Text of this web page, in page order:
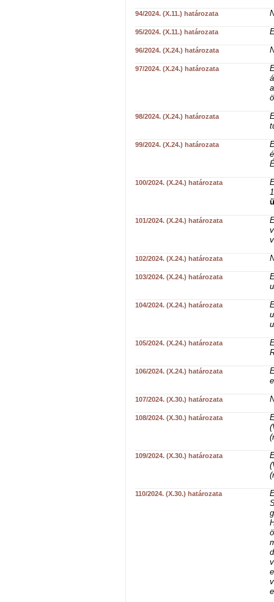
94/2024. (X.11.) határozata
95/2024. (X.11.) határozata
96/2024. (X.24.) határozata
97/2024. (X.24.) határozata
98/2024. (X.24.) határozata
99/2024. (X.24.) határozata
100/2024. (X.24.) határozata
101/2024. (X.24.) határozata
102/2024. (X.24.) határozata
103/2024. (X.24.) határozata
104/2024. (X.24.) határozata
105/2024. (X.24.) határozata
106/2024. (X.24.) határozata
107/2024. (X.30.) határozata
108/2024. (X.30.) határozata
109/2024. (X.30.) határozata
110/2024. (X.30.) határozata